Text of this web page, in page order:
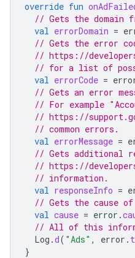
override fun
// Gets the domain
val errorDomain =
// Gets the error
// https://
// for a list of
val errorCode =
// Gets an error
// For example
// https://
// common errors.
val errorMessage =
// Gets additional
// https://
// information.
val responseInfo =
// Gets the cause
val cause = error .
// All of this
Log .d( "Ads" , error .
}